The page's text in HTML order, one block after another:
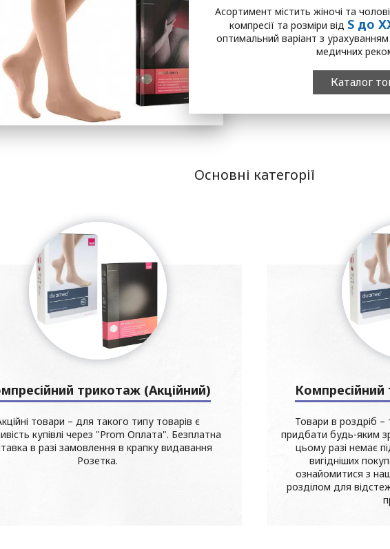
Асортимент містить жіночі та
компресії та розміри від S до
оптимальний варіант з
медичних
Каталог
Основні категорії
трикотаж (Акційний)
товари – для такого типу товарів є
купівлі через "Prom Оплата". Безплатна
в разі замовлення в крапку видавання
Розетка.
Товари в роздріб
придбати будь-яким
цьому разі немає
вигідніших
ознайомитися з
розділом для